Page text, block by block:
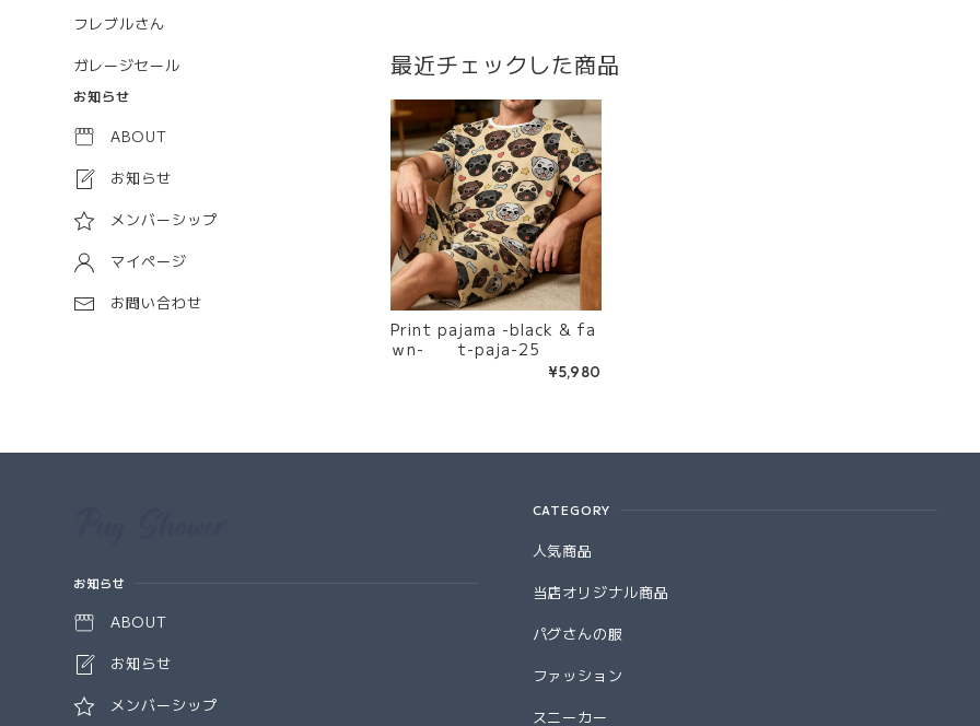
フレブルさん
ガレージセール
お知らせ
ABOUT
お知らせ
メンバーシップ
マイページ
お問い合わせ
最近チェックした商品
Print pajama -black & fa
ｗn- t-paja-25
¥5,980
お知らせ
ABOUT
お知らせ
メンバーシップ
CATEGORY
人気商品
当店オリジナル商品
パグさんの服
ファッション
スニーカー